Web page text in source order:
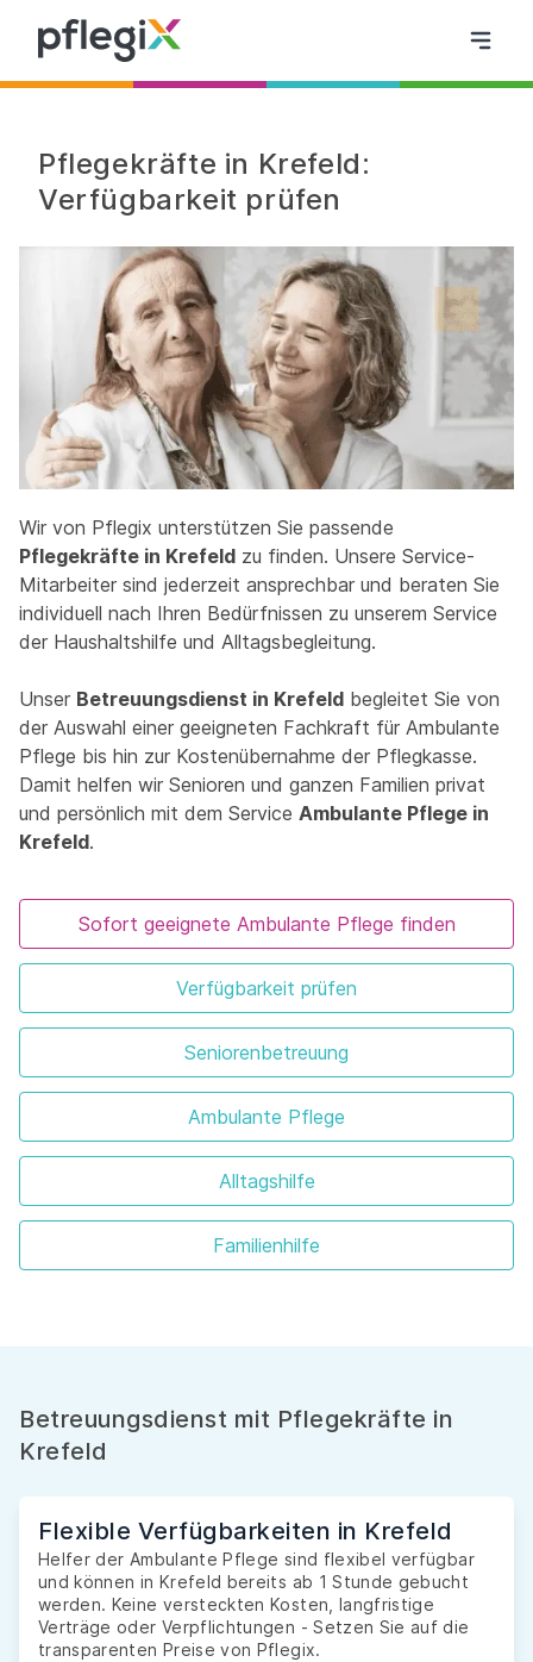
Pflegekräfte in Krefeld:
Verfügbarkeit prüfen
Wir von Pflegix unterstützen Sie passende
Pflegekräfte in Krefeld zu finden. Unsere Service-
Mitarbeiter sind jederzeit ansprechbar und beraten Sie
individuell nach Ihren Bedürfnissen zu unserem Service
der Haushaltshilfe und Alltagsbegleitung.
Unser Betreuungsdienst in Krefeld begleitet Sie von
der Auswahl einer geeigneten Fachkraft für Ambulante
Pflege bis hin zur Kostenübernahme der Pflegkasse.
Damit helfen wir Senioren und ganzen Familien privat
und persönlich mit dem Service Ambulante Pflege in
Krefeld.
Sofort geeignete Ambulante Pflege finden
Verfügbarkeit prüfen
Seniorenbetreuung
Ambulante Pflege
Alltagshilfe
Familienhilfe
Betreuungsdienst mit Pflegekräfte in
Krefeld
Flexible Verfügbarkeiten in Krefeld
Helfer der Ambulante Pflege sind flexibel verfügbar
und können in Krefeld bereits ab 1 Stunde gebucht
werden. Keine versteckten Kosten, langfristige
Verträge oder Verpflichtungen - Setzen Sie auf die
transparenten Preise von Pflegix.